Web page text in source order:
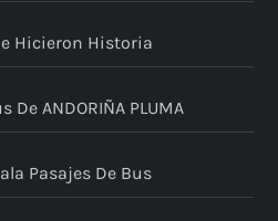
Hicieron Historia
De ANDORIÑA PLUMA
Pasajes De Bus